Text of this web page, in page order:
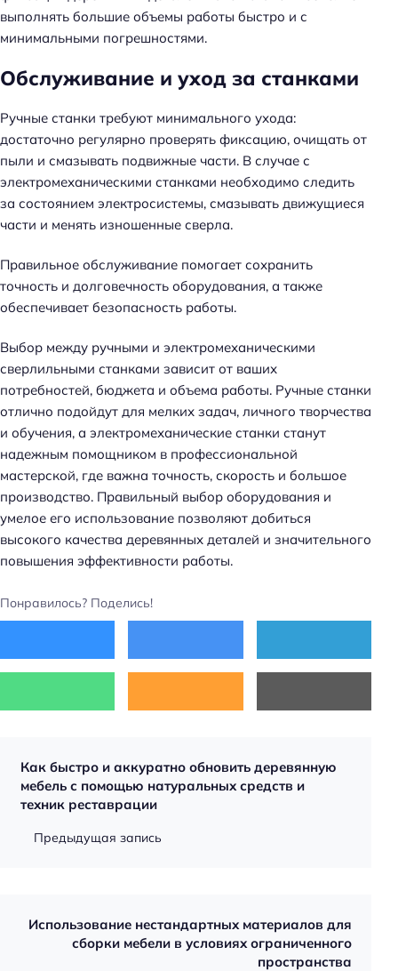
выполнять большие объемы работы быстро и с
минимальными погрешностями.
Обслуживание и уход за станками
Ручные станки требуют минимального ухода:
достаточно регулярно проверять фиксацию, очищать от
пыли и смазывать подвижные части. В случае с
электромеханическими станками необходимо следить
за состоянием электросистемы, смазывать движущиеся
части и менять изношенные сверла.
Правильное обслуживание помогает сохранить
точность и долговечность оборудования, а также
обеспечивает безопасность работы.
Выбор между ручными и электромеханическими
сверлильными станками зависит от ваших
потребностей, бюджета и объема работы. Ручные станки
отлично подойдут для мелких задач, личного творчества
и обучения, а электромеханические станки станут
надежным помощником в профессиональной
мастерской, где важна точность, скорость и большое
производство. Правильный выбор оборудования и
умелое его использование позволяют добиться
высокого качества деревянных деталей и значительного
повышения эффективности работы.
Понравилось? Поделись!
Как быстро и аккуратно обновить деревянную
мебель с помощью натуральных средств и
техник реставрации
Предыдущая запись
Использование нестандартных материалов для
сборки мебели в условиях ограниченного
пространства